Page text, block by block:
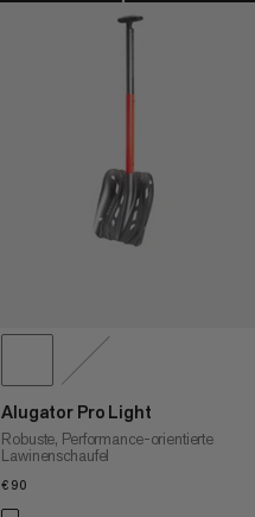
Alugator Pro Light
Robuste, Performance-orientierte
Lawinenschaufel
€90